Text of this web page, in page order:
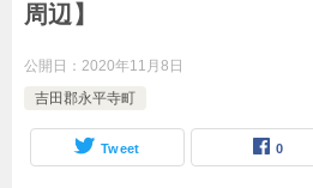
周辺】
公開日： 2020年11月8日
吉田郡永平寺町
Tweet 0